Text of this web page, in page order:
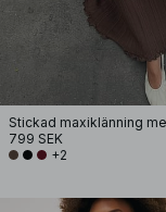
799 SEK
+2